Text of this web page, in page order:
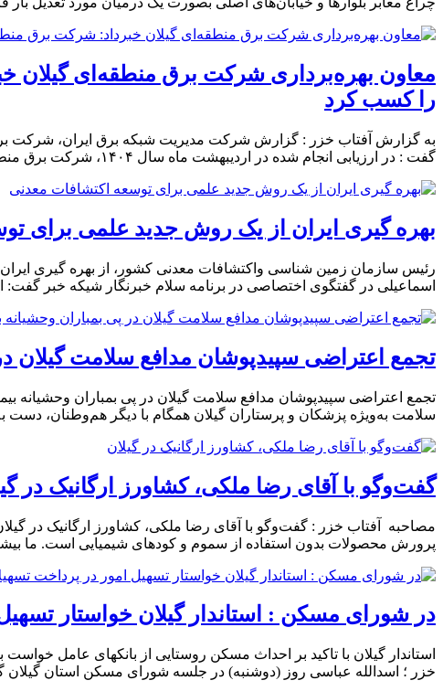
معاون بهره‌برداری شرکت برق منطقه‌ای گیلان
را كسب كرد
به گزارش آفتاب خزر : گزارش شرکت مدیریت شبکه برق ایران، شرکت
گفت : در ارزیابی انجام شده در اردیبهشت ماه سال ۱۴۰۴، شرکت برق منطقه ای گیلان موفق شد در شاخص های
بهره گیری ایران از یک روش جدید علمی برای
رئیس سازمان زمین شناسی واکتشافات معدنی کشور، از بهره گیری
اسماعیلی در گفتگوی اختصاصی در برنامه سلام خبرنگار شیکه خبر گفت:
تجمع اعتراضی سپیدپوشان مدافع سلامت گیلان
تجمع اعتراضی سپیدپوشان مدافع سلامت گیلان در پی بمباران وحشیانه
سلامت به‌ویژه پزشکان و پرستاران گیلان همگام با دیگر هم‌وطنان، دست
گفت‌وگو با آقای رضا ملکی، کشاورز ارگانیک در
مصاحبه آفتاب خزر : گفت‌وگو با آقای رضا ملکی، کشاورز ارگانیک در
پرورش محصولات بدون استفاده از سموم و کودهای شیمیایی است. ما
در شورای مسکن : استاندار گیلان خواستار
استاندار گیلان با تاکید بر احداث مسکن روستایی از بانکهای عامل
خزر ؛ اسدالله عباسی روز (دوشنبه) در جلسه شورای مسکن استان